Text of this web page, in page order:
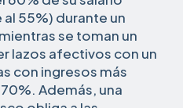
55%) durante un
se toman un
lazos afectivos con un
con ingresos más
Además, una